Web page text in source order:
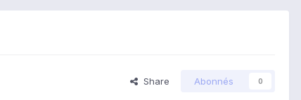
Share Abonnés 0